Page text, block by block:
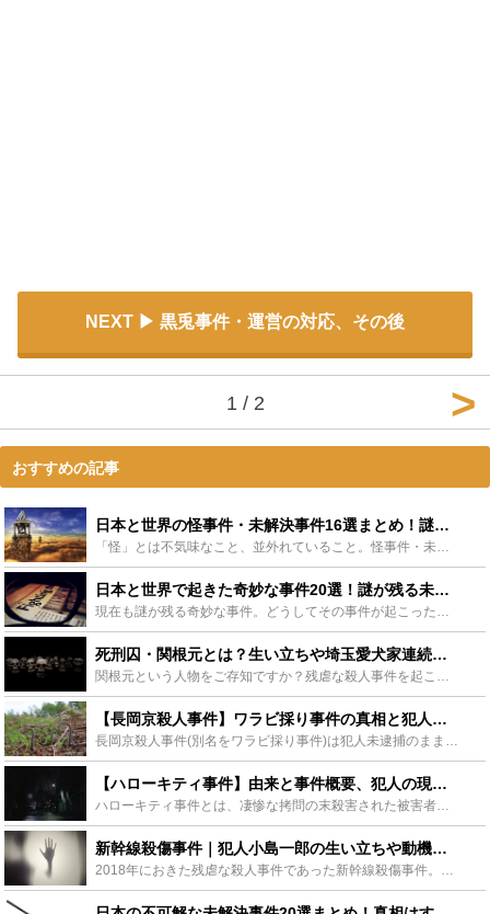
NEXT 黒兎事件・運営の対応、その後
1 / 2
おすすめの記事
日本と世界の怪事件・未解決事件16選まとめ！謎の真相が解けますか？ - Leisurego(レジャーゴー)
日本と世界で起きた奇妙な事件20選！謎が残る未解決事件の真相に迫る - Leisurego(レジャーゴー)
死刑囚・関根元とは？生い立ちや埼玉愛犬家連続殺人事件とその判決など紹介 - Leisurego(レジャーゴー)
【長岡京殺人事件】ワラビ採り事件の真相と犯人の考察を徹底解説！ - Leisurego(レジャーゴー)
【ハローキティ事件】由来と事件概要、犯人の現在は？発覚のきっかけは幽霊？ - Leisurego(レジャーゴー)
新幹線殺傷事件｜犯人小島一郎の生い立ちや動機、現在と被害者梅田さんの勇姿 - Leisurego(レジャーゴー)